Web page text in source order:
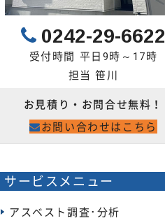
0242-29-6622
受付時間 平日9時～17時
担当 笹川
お見積り・お問合せ無料！
お問い合わせはこちら
サービスメニュー
アスベスト調査･分析